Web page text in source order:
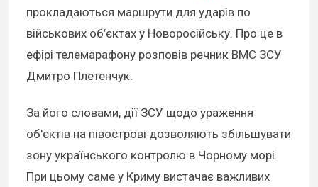
прокладаються маршрути для ударів по
військових об’єктах у Новоросійську. Про це в
ефірі телемарафону розповів речник ВМС ЗСУ
Дмитро Плетенчук.
За його словами, дії ЗСУ щодо ураження
об'єктів на півострові дозволяють збільшувати
зону українського контролю в Чорному морі.
При цьому саме у Криму вистачає важливих